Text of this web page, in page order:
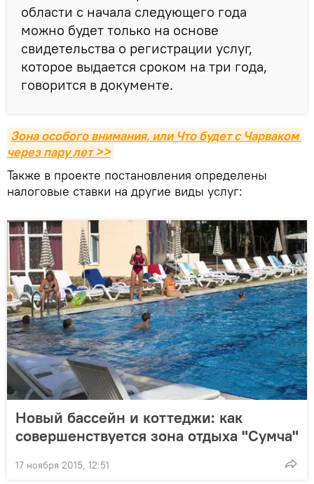
области с начала следующего года
можно будет только на основе
свидетельства о регистрации услуг,
которое выдается сроком на три года,
говорится в документе.
Зона особого внимания, или Что будет с Чарваком
через пару лет >>
Также в проекте постановления определены
налоговые ставки на другие виды услуг:
Новый бассейн и коттеджи: как
совершенствуется зона отдыха "Сумча"
17 ноября 2015, 12:51